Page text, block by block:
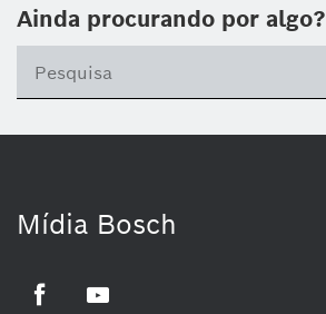
Ainda procurando por algo?
Mídia Bosch